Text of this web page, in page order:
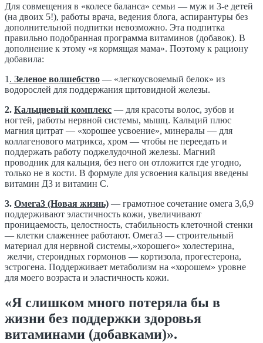
Для совмещения в «колесе баланса» семьи — муж и 3‑е детей
(на двоих 5!), работы врача, ведения блога, аспирантуры без
дополнительной подпитки невозможно. Эта подпитка
правильно подобранная программа витаминов (добавок). В
дополнение к этому «я кормящая мама». Поэтому к рациону
добавила:
1 . Зеленое волшебство — «легкоусвояемый белок» из
водорослей для поддержания щитовидной железы.
2. Кальциевый комплекс — для красоты волос, зубов и
ногтей, работы нервной системы, мышц. Кальций плюс
магния цитрат — «хорошее усвоение», минералы — для
коллагенового матрикса, хром — чтобы не переедать и
поддержать работу поджелудочной железы. Магний
проводник для кальция, без него он отложится где угодно,
только не в кости. В формуле для усвоения кальция введены
витамин Д3 и витамин С.
3. Омега3 (Новая жизнь) — грамотное сочетание омега 3,6,9
поддерживают эластичность кожи, увеличивают
проницаемость, целостность, стабильность клеточной стенки
— клетки слаженнее работают. Омега3 — строительный
материал для нервной системы,»хорошего» холестерина,
желчи, стероидных гормонов — кортизола, прогестерона,
эстрогена. Поддерживает метаболизм на «хорошем» уровне
для моего возраста и эластичность кожи.
«Я слишком много потеряла бы в
жизни без поддержки здоровья
витаминами (добавками)».